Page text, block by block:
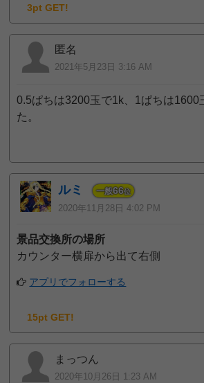
3pt GET!
匿名
2021年5月23日 3:16 AM
0.5ぱちは3200玉で1k、1ぱちは1600
た。
ルミ 一般66位
2020年11月28日 4:02 PM
景品交換所の場所
カウンター横扉から出て右側
アプリでフォローする
15pt GET!
まっつん
2020年10月26日 1:23 AM